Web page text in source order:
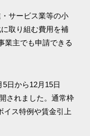
サービス業等の小
取り組む費用を補
業主でも申請できる
日から12月15日
されました。通常枠
イス特例や賃金引上